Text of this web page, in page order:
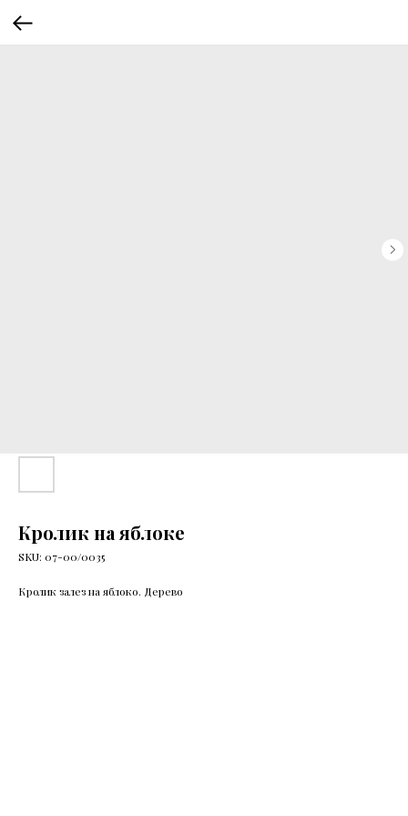
Кролик на яблоке
SKU: 07-00/0035
Кролик залез на яблоко. Дерево